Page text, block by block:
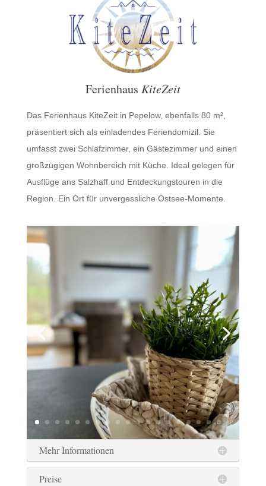
Ferienhaus KiteZeit
Das Ferienhaus KiteZeit in Pepelow, ebenfalls 80 m²,
präsentiert sich als einladendes Feriendomizil. Sie
umfasst zwei Schlafzimmer, ein Gästezimmer und einen
großzügigen Wohnbereich mit Küche. Ideal gelegen für
Ausflüge ans Salzhaff und Entdeckungstouren in die
Region. Ein Ort für unvergessliche Ostsee-Momente.
Mehr Informationen
Preise